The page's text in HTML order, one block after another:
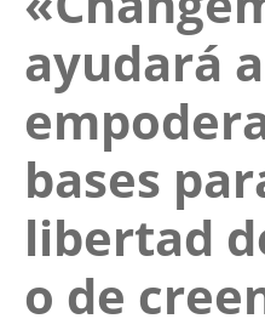
ayudará a
bases
libertad
o de